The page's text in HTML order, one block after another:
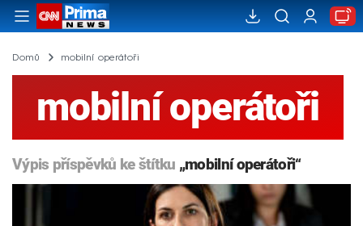
Domů mobilní operátoři
mobilní operátoři
Výpis příspěvků ke štítku „mobilní operátoři“